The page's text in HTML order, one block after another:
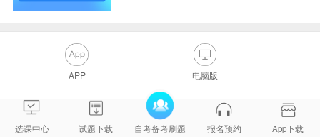
APP 电脑版
选课中心 试题下载 自考备考刷题 报名预约 App下载